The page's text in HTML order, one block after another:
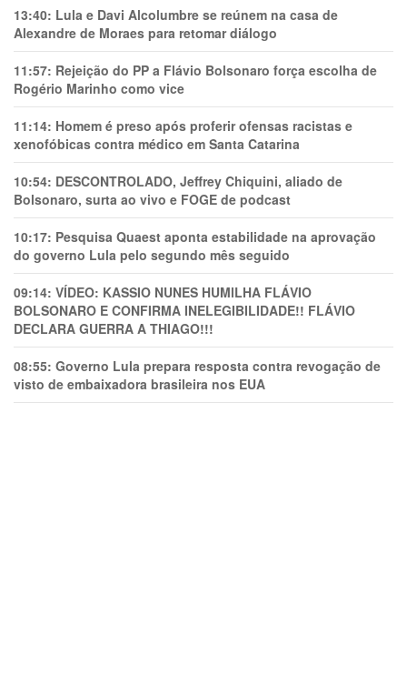
13:40: Lula e Davi Alcolumbre se reúnem na casa de
Alexandre de Moraes para retomar diálogo
11:57: Rejeição do PP a Flávio Bolsonaro força escolha de
Rogério Marinho como vice
11:14: Homem é preso após proferir ofensas racistas e
xenofóbicas contra médico em Santa Catarina
10:54: DESCONTROLADO, Jeffrey Chiquini, aliado de
Bolsonaro, surta ao vivo e FOGE de podcast
10:17: Pesquisa Quaest aponta estabilidade na aprovação
do governo Lula pelo segundo mês seguido
09:14: VÍDEO: KASSIO NUNES HUMlLHA FLÁVIO
BOLSONARO E CONFIRMA INELEGIBILIDADE!! FLÁVIO
DECLARA GUERRA A THIAGO!!!
08:55: Governo Lula prepara resposta contra revogação de
visto de embaixadora brasileira nos EUA